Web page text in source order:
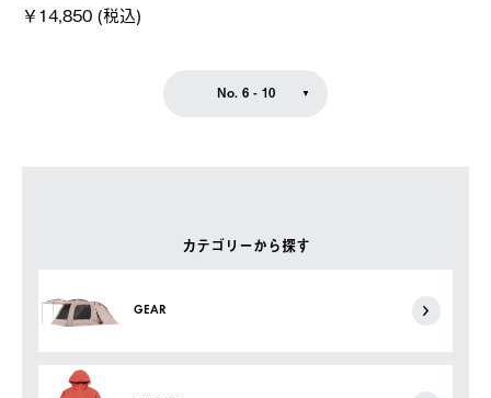
カテゴリーから探す
GEAR
￥14,850 (税込)
No. 6 - 10